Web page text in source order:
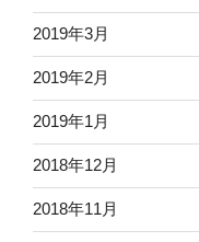
2019年3月
2019年2月
2019年1月
2018年12月
2018年11月